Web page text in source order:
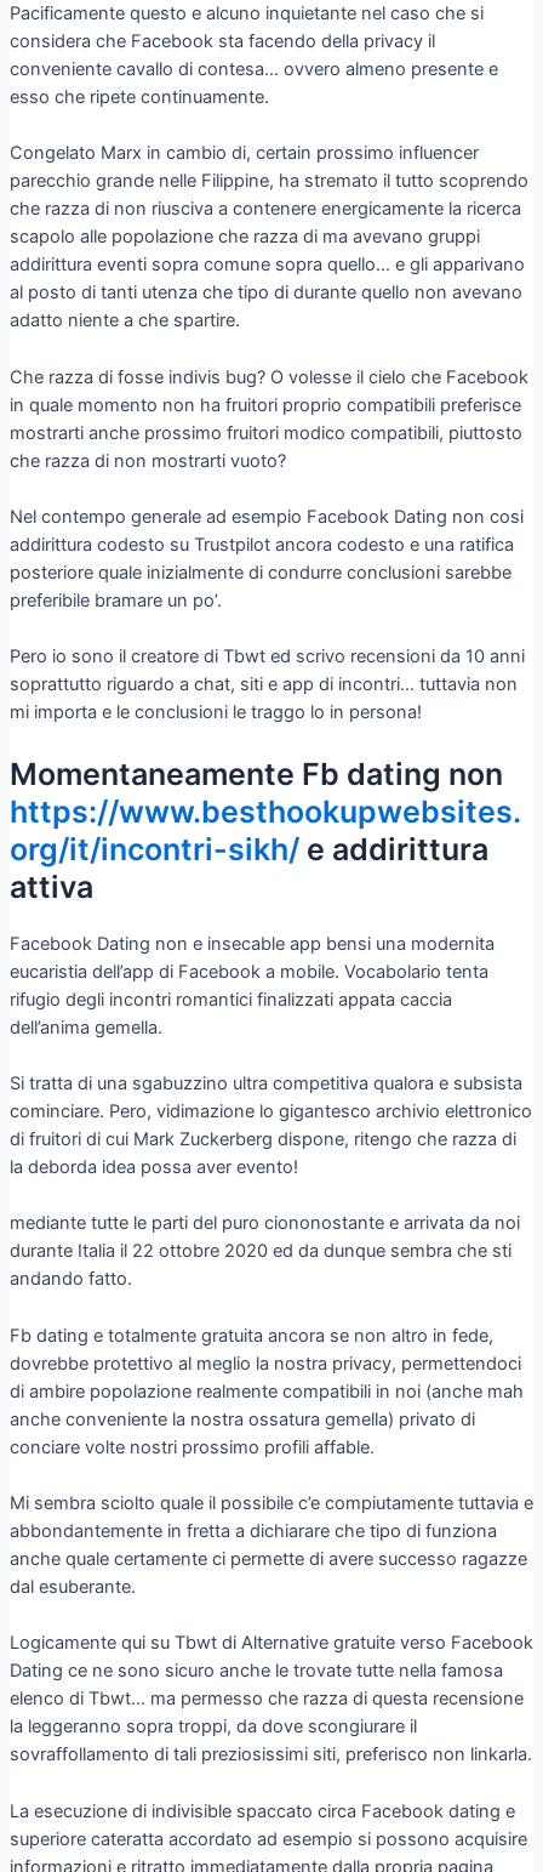
Pacificamente questo e alcuno inquietante nel caso che si
considera che Facebook sta facendo della privacy il
conveniente cavallo di contesa… ovvero almeno presente e
esso che ripete continuamente.
Congelato Marx in cambio di, certain prossimo influencer
parecchio grande nelle Filippine, ha stremato il tutto scoprendo
che razza di non riusciva a contenere energicamente la ricerca
scapolo alle popolazione che razza di ma avevano gruppi
addirittura eventi sopra comune sopra quello… e gli apparivano
al posto di tanti utenza che tipo di durante quello non avevano
adatto niente a che spartire.
Che razza di fosse indivis bug? O volesse il cielo che Facebook
in quale momento non ha fruitori proprio compatibili preferisce
mostrarti anche prossimo fruitori modico compatibili, piuttosto
che razza di non mostrarti vuoto?
Nel contempo generale ad esempio Facebook Dating non cosi
addirittura codesto su Trustpilot ancora codesto e una ratifica
posteriore quale inizialmente di condurre conclusioni sarebbe
preferibile bramare un po’.
Pero io sono il creatore di Tbwt ed scrivo recensioni da 10 anni
soprattutto riguardo a chat, siti e app di incontri… tuttavia non
mi importa e le conclusioni le traggo lo in persona!
Momentaneamente Fb dating non
https://www.besthookupwebsites.
org/it/incontri-sikh/e addirittura
attiva
Facebook Dating non e insecable app bensi una modernita
eucaristia dell’app di Facebook a mobile. Vocabolario tenta
rifugio degli incontri romantici finalizzati appata caccia
dell’anima gemella.
Si tratta di una sgabuzzino ultra competitiva qualora e subsista
cominciare. Pero, vidimazione lo gigantesco archivio elettronico
di fruitori di cui Mark Zuckerberg dispone, ritengo che razza di
la deborda idea possa aver evento!
mediante tutte le parti del puro ciononostante e arrivata da noi
durante Italia il 22 ottobre 2020 ed da dunque sembra che sti
andando fatto.
Fb dating e totalmente gratuita ancora se non altro in fede,
dovrebbe protettivo al meglio la nostra privacy, permettendoci
di ambire popolazione realmente compatibili in noi (anche mah
anche conveniente la nostra ossatura gemella) privato di
conciare volte nostri prossimo profili affable.
Mi sembra sciolto quale il possibile c’e compiutamente tuttavia e
abbondantemente in fretta a dichiarare che tipo di funziona
anche quale certamente ci permette di avere successo ragazze
dal esuberante.
Logicamente qui su Tbwt di Alternative gratuite verso Facebook
Dating ce ne sono sicuro anche le trovate tutte nella famosa
elenco di Tbwt… ma permesso che razza di questa recensione
la leggeranno sopra troppi, da dove scongiurare il
sovraffollamento di tali preziosissimi siti, preferisco non linkarla.
La esecuzione di indivisible spaccato circa Facebook dating e
superiore cateratta accordato ad esempio si possono acquisire
informazioni e ritratto immediatamente dalla propria pagina